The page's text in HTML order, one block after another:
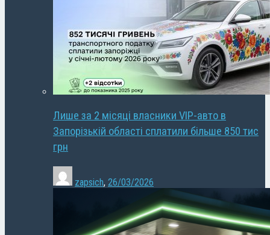
Лише за 2 місяці власники VIP-авто в
Запорізькій області сплатили більше 850 тис
грн
zapsich, 26/03/2026